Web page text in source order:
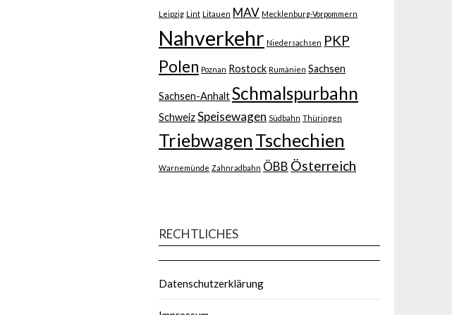
Leipzig Lint Litauen MAV Mecklenburg-Vorpommern
Nahverkehr Niedersachsen PKP
Polen Poznan Rostock Rumänien Sachsen
Sachsen-AnhaltSchmalspurbahn
SchweizSpeisewagen Südbahn Thüringen
Triebwagen Tschechien
Warnemünde Zahnradbahn ÖBB Österreich
RECHTLICHES
Datenschutzerklärung